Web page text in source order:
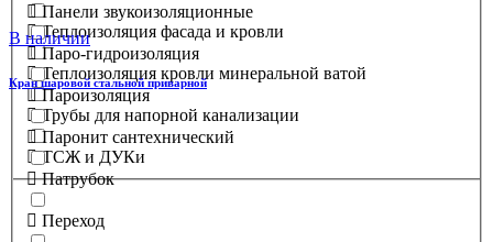
Теплоизоляция фасада и кровли
Теплоизоляция кровли минеральной ватой
Трубы для напорной канализации
ТСЖ и ДУКи
Панели звукоизоляционные
Паро-гидроизоляция
Пароизоляция
Паронит сантехнический
Патрубок
Переход
В наличии
Кран шаровой стальной приварной